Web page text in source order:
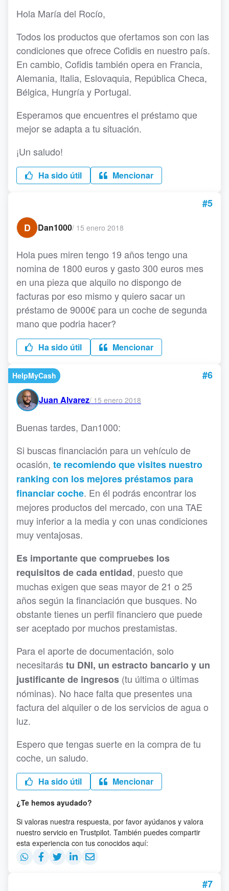
Hola María del Rocío,
Todos los productos que ofertamos son con las
condiciones que ofrece Cofidis en nuestro país.
En cambio, Cofidis también opera en Francia,
Alemania, Italia, Eslovaquia, República Checa,
Bélgica, Hungría y Portugal.
Esperamos que encuentres el préstamo que
mejor se adapta a tu situación.
¡Un saludo!
Ha sido útil Mencionar
#5
D
Dan1000/ 15 enero 2018
Hola pues miren tengo 19 años tengo una
nomina de 1800 euros y gasto 300 euros mes
en una pieza que alquilo no dispongo de
facturas por eso mismo y quiero sacar un
préstamo de 9000€ para un coche de segunda
mano que podria hacer?
Ha sido útil Mencionar
HelpMyCash #6
Juan Alvarez/ 15 enero 2018
Buenas tardes, Dan1000:
Si buscas financiación para un vehículo de
ocasión, te recomiendo que visites nuestro
ranking con los mejores préstamos para
financiar coche. En él podrás encontrar los
mejores productos del mercado, con una TAE
muy inferior a la media y con unas condiciones
muy ventajosas.
Es importante que compruebes los
requisitos de cada entidad, puesto que
muchas exigen que seas mayor de 21 o 25
años según la financiación que busques. No
obstante tienes un perfil financiero que puede
ser aceptado por muchos prestamistas.
Para el aporte de documentación, solo
necesitarás tu DNI, un estracto bancario y un
justificante de ingresos (tu última o últimas
nóminas). No hace falta que presentes una
factura del alquiler o de los servicios de agua o
luz.
Espero que tengas suerte en la compra de tu
coche, un saludo.
Ha sido útil Mencionar
¿Te hemos ayudado?
Si valoras nuestra respuesta, por favor ayúdanos y valora
nuestro servicio en Trustpilot. También puedes compartir
esta experiencia con tus conocidos aquí:
#7